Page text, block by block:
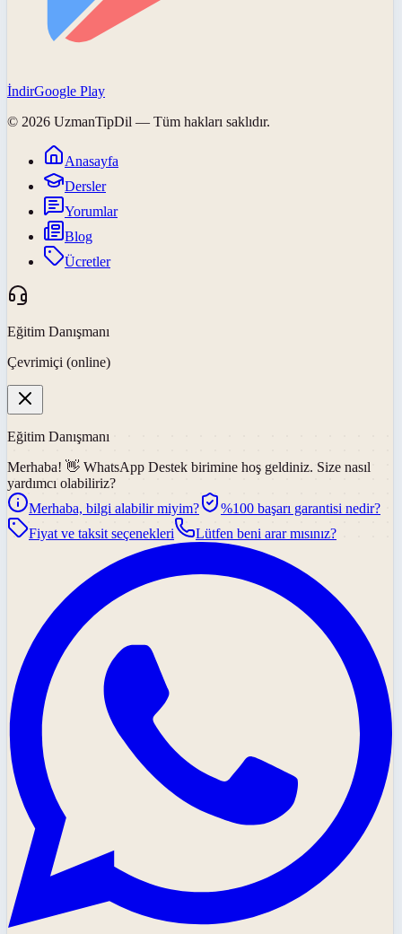
İndirGoogle Play
© 2026 UzmanTipDil — Tüm hakları saklıdır.
Anasayfa
Dersler
Yorumlar
Blog
Ücretler
Eğitim Danışmanı
Çevrimiçi (online)
Eğitim Danışmanı
Merhaba! 👋 WhatsApp Destek birimine hoş geldiniz. Size nasıl
yardımcı olabiliriz?
Merhaba, bilgi alabilir miyim?
%100 başarı garantisi nedir?
Fiyat ve taksit seçenekleri
Lütfen beni arar mısınız?